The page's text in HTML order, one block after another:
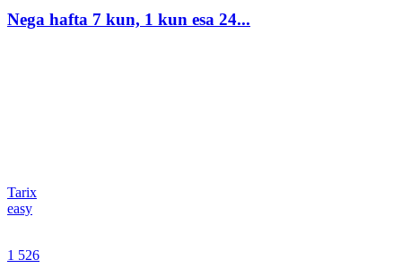
Nega hafta 7 kun, 1 kun esa 24...
Tarix
easy
1 526